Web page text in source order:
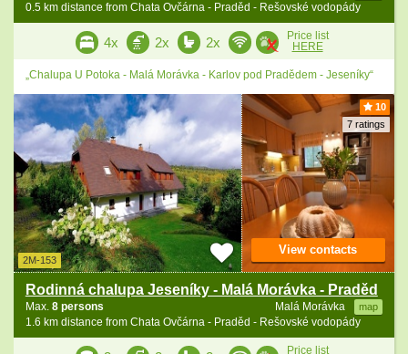
0.5 km distance from Chata Ovčárna - Praděd - Rešovské vodopády
4x 2x 2x
Price list
HERE
„Chalupa U Potoka - Malá Morávka - Karlov pod Pradědem - Jeseníky“
10
7 ratings
2M-153
Rodinná chalupa Jeseníky - Malá Morávka - Praděd
Malá Morávka map
Max. 8 persons
1.6 km distance from Chata Ovčárna - Praděd - Rešovské vodopády
View contacts
Price list